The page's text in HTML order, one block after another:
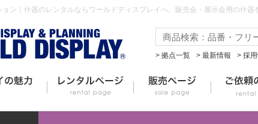
ン｜什器のレンタルならワールドディスプレイへ。販売会・展示会用の什器
> 拠点一覧 > 最新情報 > 採